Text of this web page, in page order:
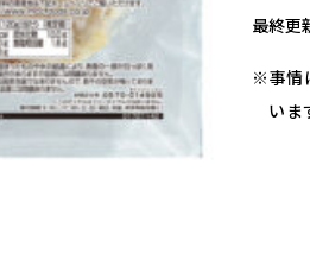
最終更
事情
いま